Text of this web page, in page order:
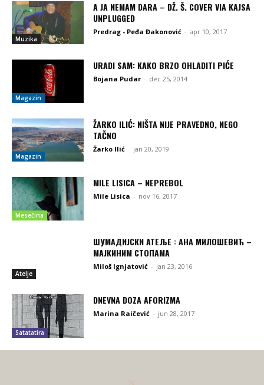
Muzika
A JA NEMAM DARA – DŽ. Š. COVER VIA KAJSA
UNPLUGGED
Predrag - Peđa Đakonović - apr 10, 2017
Magazin
URADI SAM: KAKO BRZO OHLADITI PIĆE
Bojana Pudar - dec 25, 2014
Magazin
ŽARKO ILIĆ: NIŠTA NIJE PRAVEDNO, NEGO
TAČNO
Žarko Ilić - jan 20, 2019
Mesečina
MILE LISICA – NEPREBOL
Mile Lisica - nov 16, 2017
Atelje
ШУМАДИЈСКИ АТЕЉЕ : АНА МИЛОШЕВИЋ –
МАЈКИНИМ СТОПАМА
Miloš Ignjatović - jan 23, 2016
Satatatira
DNEVNA DOZA AFORIZMA
Marina Raičević - jun 28, 2017